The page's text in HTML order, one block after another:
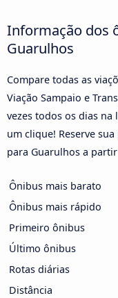
Informação dos
Guarulhos
Compare todas as
Viação Sampaio e
vezes todos os dias na
um clique! Reserve
para Guarulhos a partir
Ônibus mais barato
Ônibus mais rápido
Primeiro ônibus
Último ônibus
Rotas diárias
Distância